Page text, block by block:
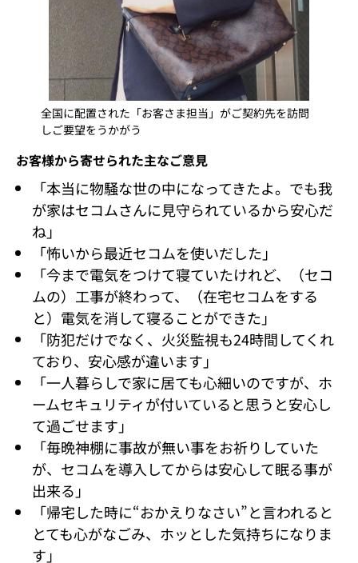
全国に配置された「お客さま担当」がご契約先を訪問
しご要望をうかがう
お客様から寄せられた主なご意見
「本当に物騒な世の中になってきたよ。でも我
が家はセコムさんに見守られているから安心だ
ね」
「怖いから最近セコムを使いだした」
「今まで電気をつけて寝ていたけれど、（セコ
ムの）工事が終わって、（在宅セコムをする
と）電気を消して寝ることができた」
「防犯だけでなく、火災監視も24時間してくれ
ており、安心感が違います」
「一人暮らしで家に居ても心細いのですが、ホ
ームセキュリティが付いていると思うと安心し
て過ごせます」
「毎晩神棚に事故が無い事をお祈りしていた
が、セコムを導入してからは安心して眠る事が
出来る」
「帰宅した時に“おかえりなさい”と言われると
とても心がなごみ、ホッとした気持ちになりま
す」